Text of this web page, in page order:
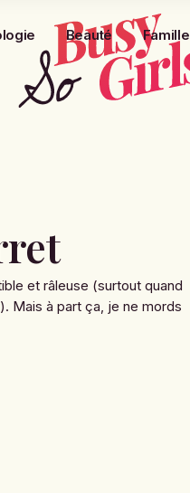
Beauté Famille
et râleuse (surtout quand
Mais à part ça, je ne mords